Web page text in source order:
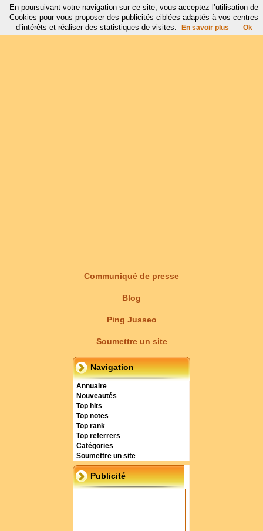
Communiqué de presse
Blog
Ping Jusseo
Soumettre un site
Navigation
Annuaire
Nouveautés
Top hits
Top notes
Top rank
Top referrers
Catégories
Soumettre un site
Publicité
En poursuivant votre navigation sur ce site, vous acceptez l’utilisation de
Cookies pour vous proposer des publicités ciblées adaptés à vos centres
d’intérêts et réaliser des statistiques de visites.
En savoir plus Ok